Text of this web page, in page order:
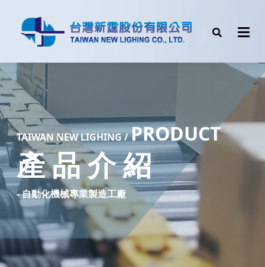
TAIWAN NEW LIGHING /PRODUCT
產 品 介 紹
- 自動化機械專業製造工廠